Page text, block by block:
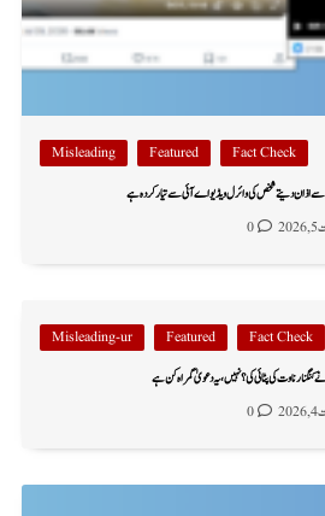
Fact Check
Featured
Misleading
سے اذان دیتے شخص کی وائرل ویڈیو اے آئی سے تیار کردہ ہے
0
Fact Check
Featured
Misleading-ur
رناوت کی پٹائی کی؟ نہیں، یہ دعویٰ گمراہ کن ہے
0